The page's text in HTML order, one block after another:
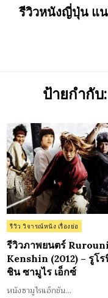
รีวิวหนังญี่ปุ่น แ
ป้ายกำกับ:
0
Posted
in
รีวิว วิจารณ์หนัง เรื่องย่อ
รีวิวภาพยนตร์ Rurouni
Kenshin (2012) – รูโร
ชิน ซามูไร เอ็กซ์
หนังซามูไรแอ็กชัน…